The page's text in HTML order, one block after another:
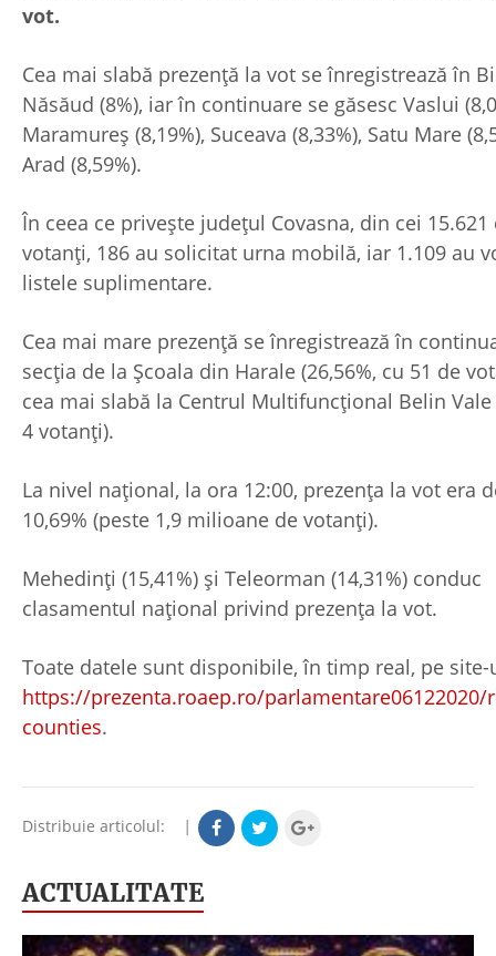
vot.
Cea mai slabă prezență la vot se înregistrează în
Năsăud (8%), iar în continuare se găsesc Vaslui
Maramureș (8,19%), Suceava (8,33%), Satu Mare
Arad (8,59%).
În ceea ce privește județul Covasna, din cei 15.621
votanți, 186 au solicitat urna mobilă, iar 1.109 au
listele suplimentare.
Cea mai mare prezență se înregistrează în
secția de la Școala din Harale (26,56%, cu 51 de
cea mai slabă la Centrul Multifuncțional Belin Vale
4 votanți).
La nivel național, la ora 12:00, prezența la vot era
10,69% (peste 1,9 milioane de votanți).
Mehedinți (15,41%) și Teleorman (14,31%) conduc
clasamentul național privind prezența la vot.
Toate datele sunt disponibile, în timp real, pe site-
https://prezenta.roaep.ro/parlamentare06122020/
counties.
Distribuie articolul: |
ACTUALITATE